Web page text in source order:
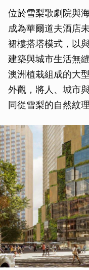
位於雪梨歌劇院與
成為華爾道夫酒店
裙樓搭塔模式，以
建築與城市生活無
澳洲植栽組成的大
外觀，將人、城市
同從雪梨的自然紋